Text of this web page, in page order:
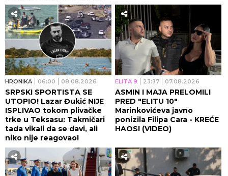
HRONIKA 06:00 08.08.2026
SRPSKI SPORTISTA SE
UTOPIO! Lazar Đukić NIJE
ISPLIVAO tokom plivačke
trke u Teksasu: Takmičari
tada vikali da se davi, ali
niko nije reagovao!
ELITA 9 23:37 07.08.2026
ASMIN I MAJA PRELOMILI
PRED "ELITU 10"
Marinkovićeva javno
ponizila Filipa Cara - KREĆE
HAOS! (VIDEO)